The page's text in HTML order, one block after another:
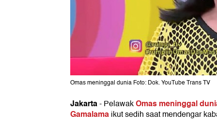
Omas meninggal dunia Foto: Dok. YouTube Trans TV
Jakarta-PelawakOmas meninggal
Gamalamaikut sedih saat mendengar